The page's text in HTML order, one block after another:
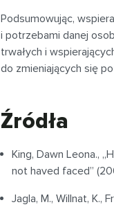
Podsumowując,
i potrzebami danej
trwałych i
do zmieniających się
Źródła
King, Dawn Leona.,
not haved faced”
Jagla, M., Willnat, K.,